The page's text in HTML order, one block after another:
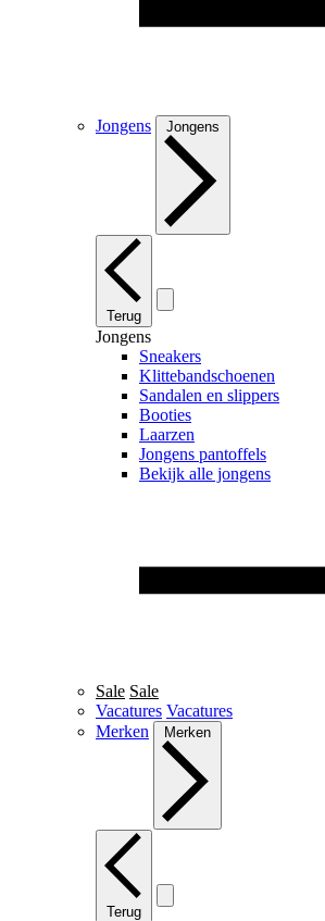
Jongens Jongens
Terug
Jongens
Sneakers
Klittebandschoenen
Sandalen en slippers
Booties
Laarzen
Jongens pantoffels
Bekijk alle jongens
Sale Sale
Vacatures Vacatures
Merken
Merken
Terug